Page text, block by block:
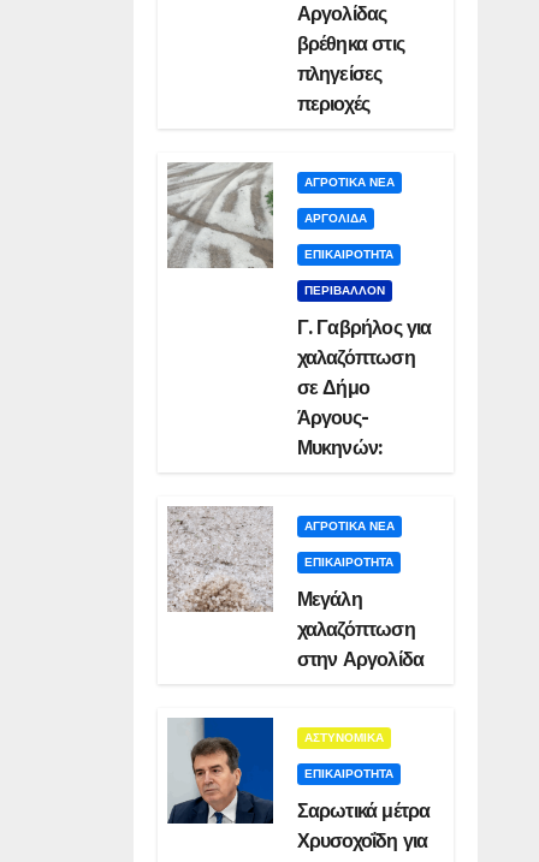
Αργολίδας
βρέθηκα στις
πληγείσες
περιοχές
ΑΓΡΟΤΙΚΑ ΝΕΑ
ΑΡΓΟΛΙΔΑ
ΕΠΙΚΑΙΡΟΤΗΤΑ
ΠΕΡΙΒΑΛΛΟΝ
Γ. Γαβρήλος για
χαλαζόπτωση
σε Δήμο
Άργους-
Μυκηνών:
ΑΓΡΟΤΙΚΑ ΝΕΑ
ΕΠΙΚΑΙΡΟΤΗΤΑ
Μεγάλη
χαλαζόπτωση
στην Αργολίδα
ΑΣΤΥΝΟΜΙΚΑ
ΕΠΙΚΑΙΡΟΤΗΤΑ
Σαρωτικά μέτρα
Χρυσοχοΐδη για